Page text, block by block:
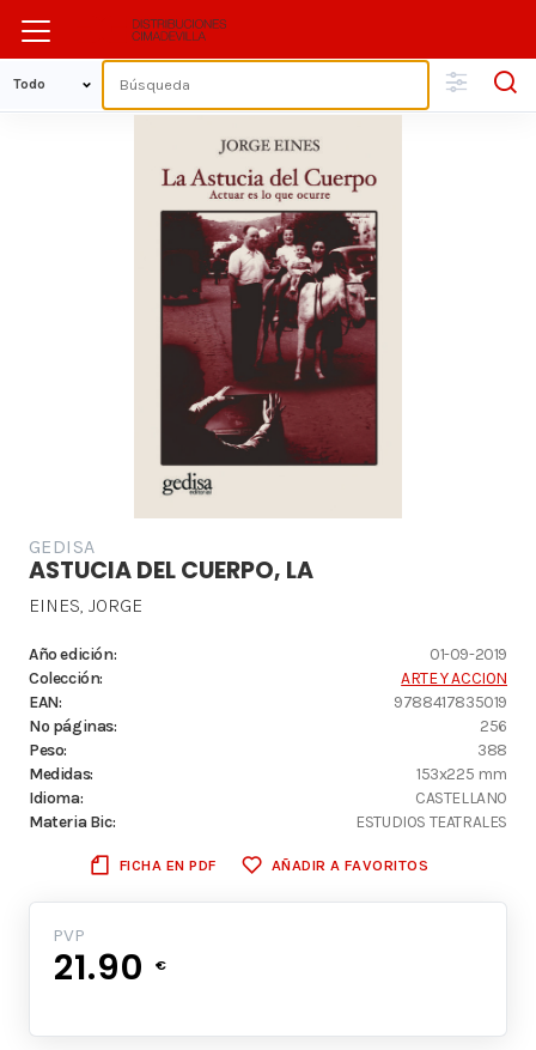
GEDISA
ASTUCIA DEL CUERPO, LA
EINES, JORGE
Año edición:
01-09-2019
Colección:
ARTE Y ACCION
EAN:
9788417835019
Nº páginas:
256
Peso:
388
Medidas:
153x225 mm
Idioma:
CASTELLANO
Materia Bic:
ESTUDIOS TEATRALES
FICHA EN PDF AÑADIR A FAVORITOS
PVP
21.90 €